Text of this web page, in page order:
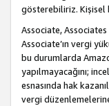
gösterebiliriz. Kişisel
Associate,
Associate’ın vergi
bu durumlarda
yapılmayacağını;
esnasında hak
vergi